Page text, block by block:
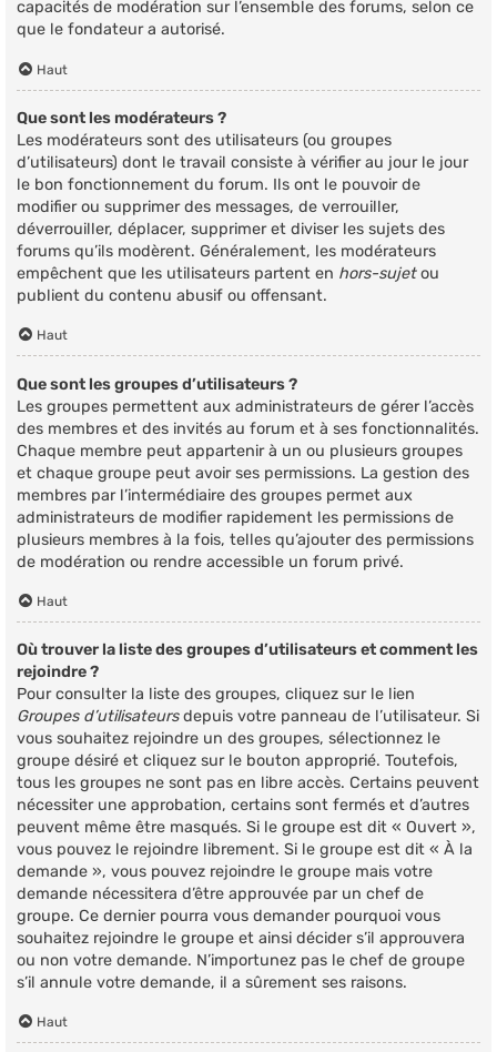
capacités de modération sur l’ensemble des forums, selon ce
que le fondateur a autorisé.
Haut
Que sont les modérateurs ?
Les modérateurs sont des utilisateurs (ou groupes
d’utilisateurs) dont le travail consiste à vérifier au jour le jour
le bon fonctionnement du forum. Ils ont le pouvoir de
modifier ou supprimer des messages, de verrouiller,
déverrouiller, déplacer, supprimer et diviser les sujets des
forums qu’ils modèrent. Généralement, les modérateurs
empêchent que les utilisateurs partent en hors-sujetou
publient du contenu abusif ou offensant.
Haut
Que sont les groupes d’utilisateurs ?
Les groupes permettent aux administrateurs de gérer l’accès
des membres et des invités au forum et à ses fonctionnalités.
Chaque membre peut appartenir à un ou plusieurs groupes
et chaque groupe peut avoir ses permissions. La gestion des
membres par l’intermédiaire des groupes permet aux
administrateurs de modifier rapidement les permissions de
plusieurs membres à la fois, telles qu’ajouter des permissions
de modération ou rendre accessible un forum privé.
Haut
Où trouver la liste des groupes d’utilisateurs et comment les
rejoindre ?
Pour consulter la liste des groupes, cliquez sur le lien
Groupes d’utilisateursdepuis votre panneau de l’utilisateur. Si
vous souhaitez rejoindre un des groupes, sélectionnez le
groupe désiré et cliquez sur le bouton approprié. Toutefois,
tous les groupes ne sont pas en libre accès. Certains peuvent
nécessiter une approbation, certains sont fermés et d’autres
peuvent même être masqués. Si le groupe est dit « Ouvert »,
vous pouvez le rejoindre librement. Si le groupe est dit « À la
demande », vous pouvez rejoindre le groupe mais votre
demande nécessitera d’être approuvée par un chef de
groupe. Ce dernier pourra vous demander pourquoi vous
souhaitez rejoindre le groupe et ainsi décider s’il approuvera
ou non votre demande. N’importunez pas le chef de groupe
s’il annule votre demande, il a sûrement ses raisons.
Haut